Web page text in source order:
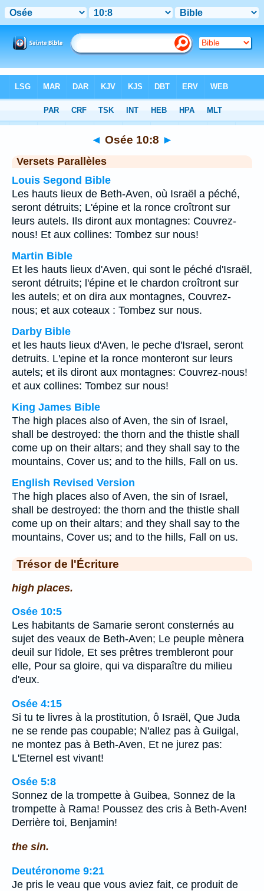
Chapitre 10> Verset 8
◄ Osée 10:8 ►
Versets Parallèles
Louis Segond Bible
Les hauts lieux de Beth-Aven, où Israël a péché,
seront détruits; L'épine et la ronce croîtront sur
leurs autels. Ils diront aux montagnes: Couvrez-
nous! Et aux collines: Tombez sur nous!
Martin Bible
Et les hauts lieux d'Aven, qui sont le péché d'Israël,
seront détruits; l'épine et le chardon croîtront sur
les autels; et on dira aux montagnes, Couvrez-
nous; et aux coteaux : Tombez sur nous.
Darby Bible
et les hauts lieux d'Aven, le peche d'Israel, seront
detruits. L'epine et la ronce monteront sur leurs
autels; et ils diront aux montagnes: Couvrez-nous!
et aux collines: Tombez sur nous!
King James Bible
The high places also of Aven, the sin of Israel,
shall be destroyed: the thorn and the thistle shall
come up on their altars; and they shall say to the
mountains, Cover us; and to the hills, Fall on us.
English Revised Version
The high places also of Aven, the sin of Israel,
shall be destroyed: the thorn and the thistle shall
come up on their altars; and they shall say to the
mountains, Cover us; and to the hills, Fall on us.
Trésor de l'Écriture
high places.
Osée 10:5
Les habitants de Samarie seront consternés au
sujet des veaux de Beth-Aven; Le peuple mènera
deuil sur l'idole, Et ses prêtres trembleront pour
elle, Pour sa gloire, qui va disparaître du milieu
d'eux.
Osée 4:15
Si tu te livres à la prostitution, ô Israël, Que Juda
ne se rende pas coupable; N'allez pas à Guilgal,
ne montez pas à Beth-Aven, Et ne jurez pas:
L'Eternel est vivant!
Osée 5:8
Sonnez de la trompette à Guibea, Sonnez de la
trompette à Rama! Poussez des cris à Beth-Aven!
Derrière toi, Benjamin!
the sin.
Deutéronome 9:21
Je pris le veau que vous aviez fait, ce produit de